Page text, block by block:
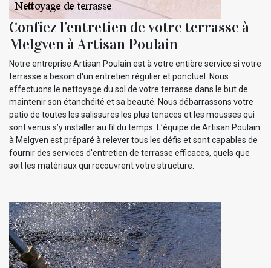
Confiez l’entretien de votre terrasse à
Melgven à Artisan Poulain
Notre entreprise Artisan Poulain est à votre entière service si votre
terrasse a besoin d'un entretien régulier et ponctuel. Nous
effectuons le nettoyage du sol de votre terrasse dans le but de
maintenir son étanchéité et sa beauté. Nous débarrassons votre
patio de toutes les salissures les plus tenaces et les mousses qui
sont venus s’y installer au fil du temps. L’équipe de Artisan Poulain
à Melgven est préparé à relever tous les défis et sont capables de
fournir des services d'entretien de terrasse efficaces, quels que
soit les matériaux qui recouvrent votre structure.